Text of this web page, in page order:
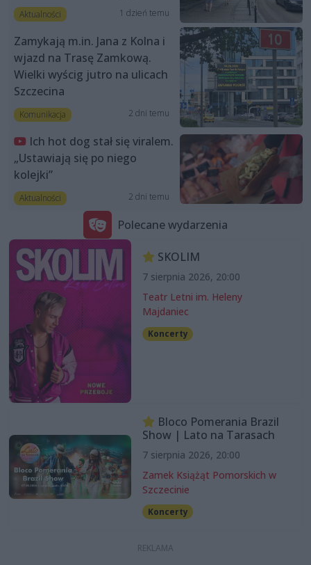
Aktualności 1 dzień temu
Zamykają m.in. Jana z Kolna i
wjazd na Trasę Zamkową.
Wielki wyścig jutro na ulicach
Szczecina
Komunikacja 2 dni temu
Ich hot dog stał się viralem.
„Ustawiają się po niego
kolejki”
Aktualności 2 dni temu
Polecane wydarzenia
SKOLIM
7 sierpnia 2026, 20:00
Teatr Letni im. Heleny
Majdaniec
Koncerty
Bloco Pomerania Brazil
Show | Lato na Tarasach
7 sierpnia 2026, 20:00
Zamek Książąt Pomorskich w
Szczecinie
Koncerty